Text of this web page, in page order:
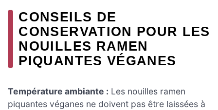
CONSEILS DE
CONSERVATION POUR LES
NOUILLES RAMEN
PIQUANTES VÉGANES
Température ambiante : Les nouilles ramen
piquantes véganes ne doivent pas être laissées à